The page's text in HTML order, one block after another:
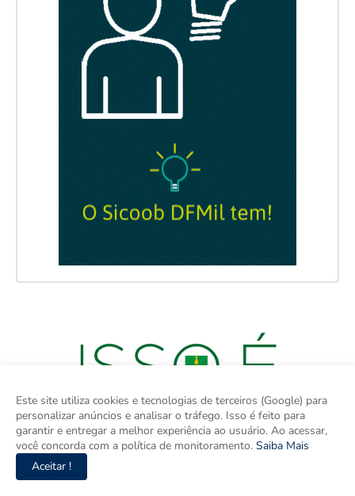
Este site utiliza cookies e tecnologias de terceiros (Google) para
personalizar anúncios e analisar o tráfego. Isso é feito para
garantir e entregar a melhor experiência ao usuário. Ao acessar,
você concorda com a política de monitoramento. Saiba Mais
Aceitar !